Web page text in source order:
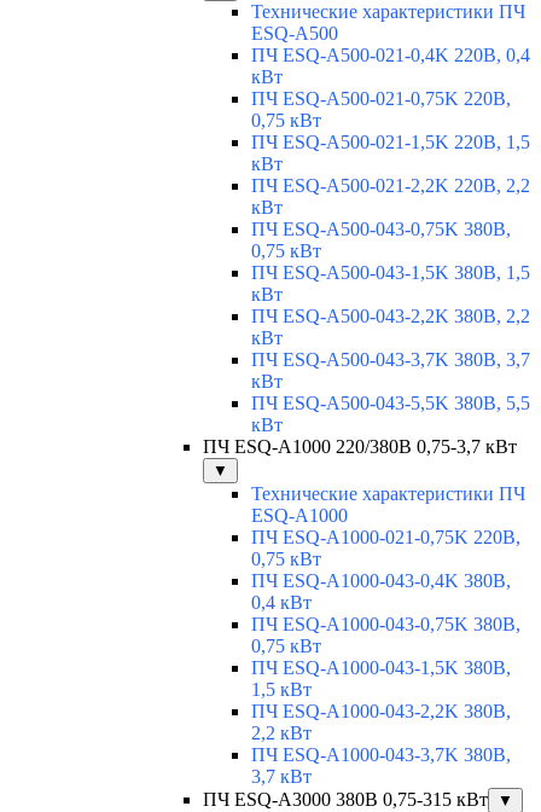
Технические характеристики ПЧ
ESQ-A500
ПЧ ESQ-A500-021-0,4K 220В, 0,4
кВт
ПЧ ESQ-A500-021-0,75K 220В,
0,75 кВт
ПЧ ESQ-A500-021-1,5K 220В, 1,5
кВт
ПЧ ESQ-A500-021-2,2K 220В, 2,2
кВт
ПЧ ESQ-A500-043-0,75K 380В,
0,75 кВт
ПЧ ESQ-A500-043-1,5K 380В, 1,5
кВт
ПЧ ESQ-A500-043-2,2K 380В, 2,2
кВт
ПЧ ESQ-A500-043-3,7K 380В, 3,7
кВт
ПЧ ESQ-A500-043-5,5K 380В, 5,5
кВт
ПЧ ESQ-A1000 220/380В 0,75-3,7 кВт
▼
Технические характеристики ПЧ
ESQ-A1000
ПЧ ESQ-A1000-021-0,75K 220В,
0,75 кВт
ПЧ ESQ-A1000-043-0,4K 380В,
0,4 кВт
ПЧ ESQ-A1000-043-0,75K 380В,
0,75 кВт
ПЧ ESQ-A1000-043-1,5K 380В,
1,5 кВт
ПЧ ESQ-A1000-043-2,2K 380В,
2,2 кВт
ПЧ ESQ-A1000-043-3,7K 380В,
3,7 кВт
ПЧ ESQ-A3000 380В 0,75-315 кВт
▼